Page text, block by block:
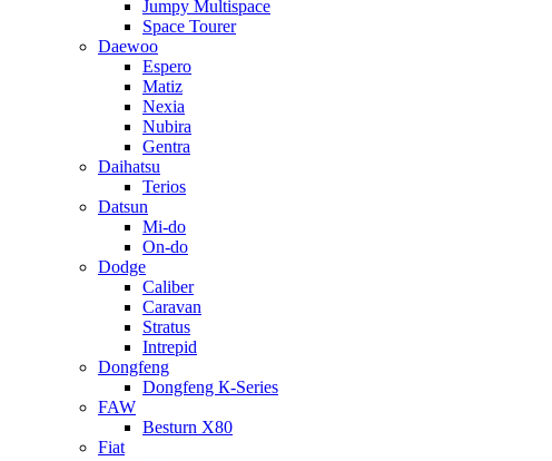
Jumpy Multispace
Space Tourer
Daewoo
Espero
Matiz
Nexia
Nubira
Gentra
Daihatsu
Terios
Datsun
Mi-do
On-do
Dodge
Caliber
Caravan
Stratus
Intrepid
Dongfeng
Dongfeng К-Series
FAW
Besturn Х80
Fiat